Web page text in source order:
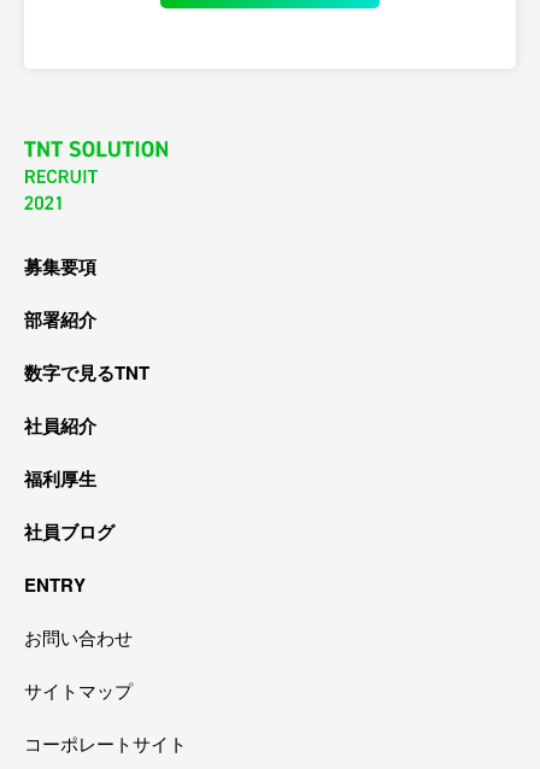
お問い合わせ
サイトマップ
コーポレートサイト
募集要項
部署紹介
数字で見るTNT
社員紹介
福利厚生
社員ブログ
ENTRY